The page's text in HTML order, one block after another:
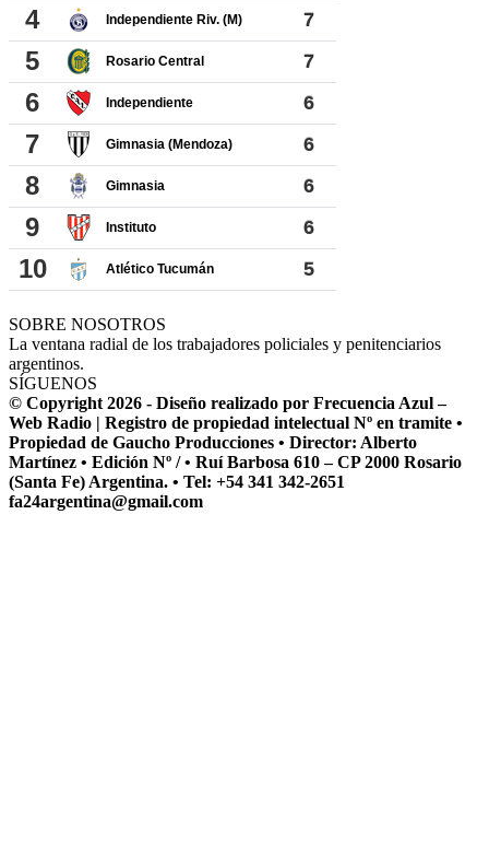
SOBRE NOSOTROS
La ventana radial de los trabajadores policiales y penitenciarios
argentinos.
SÍGUENOS
© Copyright 2026 - Diseño realizado por Frecuencia Azul –
Web Radio | Registro de propiedad intelectual Nº en tramite •
Propiedad de Gaucho Producciones • Director: Alberto
Martínez • Edición Nº / • Ruí Barbosa 610 – CP 2000 Rosario
(Santa Fe) Argentina. • Tel: +54 341 342-2651
fa24argentina@gmail.com